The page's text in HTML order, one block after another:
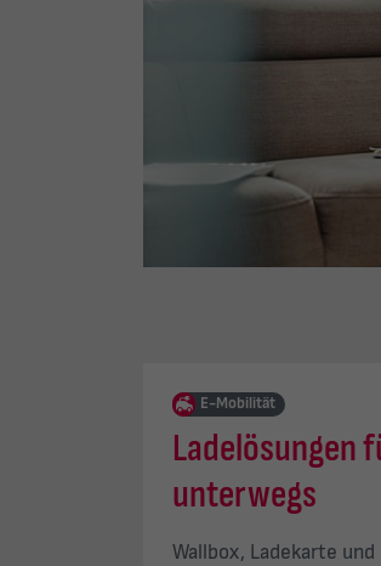
E-Mobilität
Ladelösungen
unterwegs
Wallbox, Ladekarte